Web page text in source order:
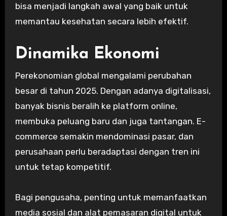
bisa menjadi langkah awal yang baik untuk
memantau kesehatan secara lebih efektif.
Dinamika Ekonomi
Perekonomian global mengalami perubahan
besar di tahun 2025. Dengan adanya digitalisasi,
banyak bisnis beralih ke platform online,
membuka peluang baru dan juga tantangan. E-
commerce semakin mendominasi pasar, dan
perusahaan perlu beradaptasi dengan tren ini
untuk tetap kompetitif.
Bagi pengusaha, penting untuk memanfaatkan
media sosial dan alat pemasaran digital untuk